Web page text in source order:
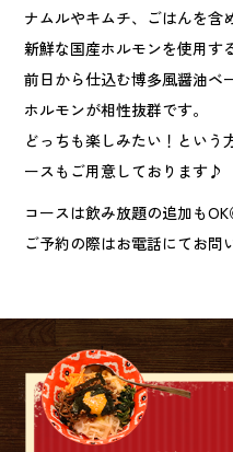
ナムルやキムチ、ごはんを含
新鮮な国産ホルモンを使用
前日から仕込む博多風醤油ベ
ホルモンが相性抜群です。
どっちも楽しみたい！という
ースもご用意しております♪
コースは飲み放題の追加も
ご予約の際はお電話にてお問